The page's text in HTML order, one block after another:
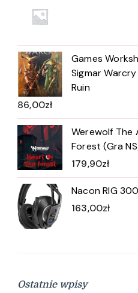
Games
Sigmar
Ruin
86,00zł
Werewolf The
Forest (Gra
179,90zł
Nacon RIG
163,00zł
Ostatnie wpisy